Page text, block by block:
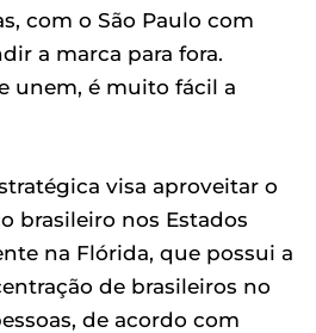
com o São Paulo com
a marca para fora.
unem, é muito fácil a
visa aproveitar o
brasileiro nos Estados
na Flórida, que possui a
de brasileiros no
de acordo com